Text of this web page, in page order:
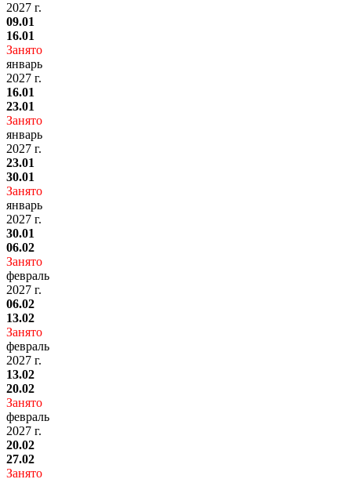
2027 г.
09.01
16.01
Занято
январь
2027 г.
16.01
23.01
Занято
январь
2027 г.
23.01
30.01
Занято
январь
2027 г.
30.01
06.02
Занято
февраль
2027 г.
06.02
13.02
Занято
февраль
2027 г.
13.02
20.02
Занято
февраль
2027 г.
20.02
27.02
Занято